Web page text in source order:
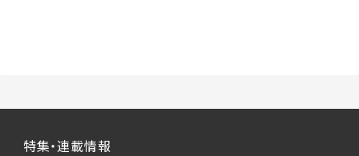
特集・連載情報